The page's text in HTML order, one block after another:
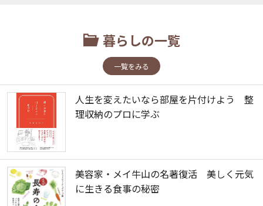
暮らしの一覧
一覧をみる
人生を変えたいなら部屋を片付けよう 整
理収納のプロに学ぶ
美容家・メイ牛山の名著復活 美しく元気
に生きる食事の秘密